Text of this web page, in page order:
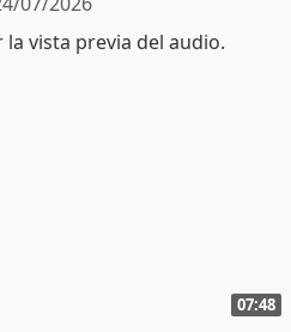
07:48